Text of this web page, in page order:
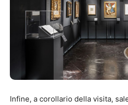
Infine, a corollario della visita,